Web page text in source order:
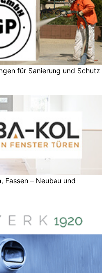
für Sanierung und Schutz
Fassen – Neubau und